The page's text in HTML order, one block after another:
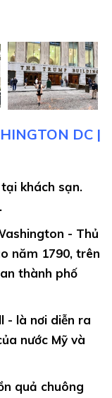
DC |
khách sạn.
- Thủ
năm 1790, trên
thành phố
- là nơi diễn ra
nước Mỹ và
quả chuông